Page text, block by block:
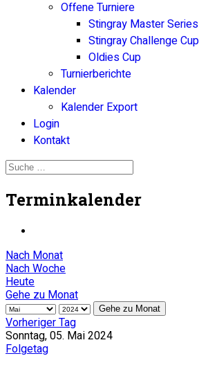
Offene Turniere
Stingray Master Series
Stingray Challenge Cup
Oldies Cup
Turnierberichte
Kalender
Kalender Export
Login
Kontakt
Terminkalender
Nach Monat
Nach Woche
Heute
Gehe zu Monat
Gehe zu Monat
Vorheriger Tag
Sonntag, 05. Mai 2024
Folgetag